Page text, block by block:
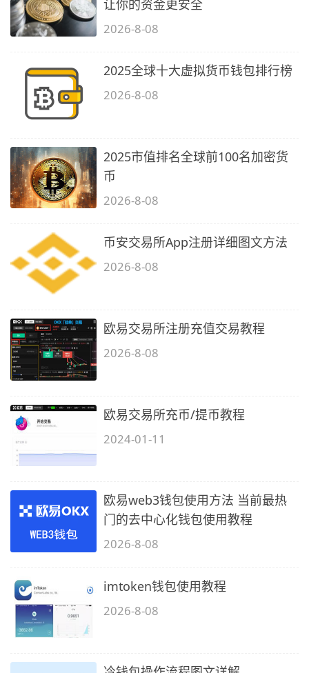
让你的资金更安全
2026-8-08
2025全球十大虚拟货币钱包排行榜
2026-8-08
2025市值排名全球前100名加密货
币
2026-8-08
币安交易所App注册详细图文方法
2026-8-08
欧易交易所注册充值交易教程
2026-8-08
欧易交易所充币/提币教程
2024-01-11
欧易web3钱包使用方法 当前最热
门的去中心化钱包使用教程
2026-8-08
imtoken钱包使用教程
2026-8-08